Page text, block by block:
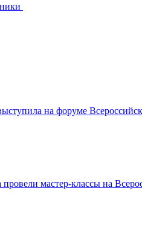
на форуме
мастер-классы на